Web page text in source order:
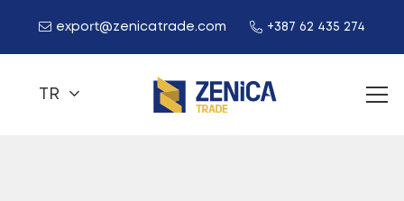
export@zenicatrade.com +387 62 435 274
TR